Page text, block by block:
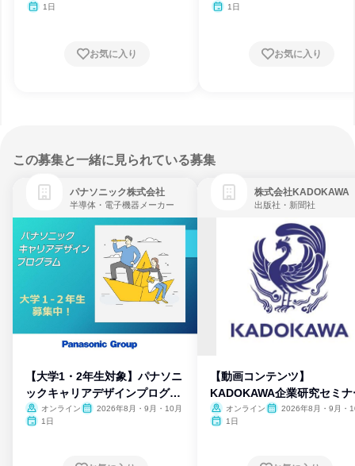
1日
お気に入り
1日
お気に入り
この募集と一緒に見られている募集
パナソニック株式会社
半導体・電子機器メーカー
【大学1・2年生対象】パナソニ
ックキャリアデザインプログラ
ム
オンライン
2026年8月・9月・10月
1日
株式会社KADOKAWA
出版社・新聞社
【動画コンテンツ】
KADOKAWA企業研究セミナ
オンライン
2026年8月・9月・
1日